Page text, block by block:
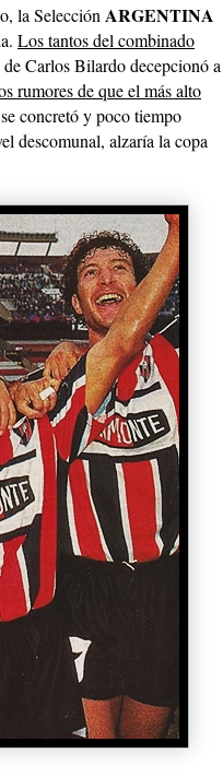
la Selección ARGENTINA
Los tantos del combinado
Carlos Bilardo decepcionó a
rumores de que el más alto
concretó y poco tiempo
descomunal, alzaría la copa